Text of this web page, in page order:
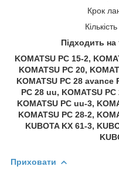
Крок
Підходить на
KOMATSU PC 15-2,
KOMATSU PC 20,
KOMATSU PC 28 avance
PC 28 uu, KOMATSU
KOMATSU PC uu-3,
KOMATSU PC 28-2,
KUBOTA KX 61-3,
Приховати